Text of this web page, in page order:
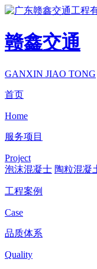
赣鑫交通
GANXIN JIAO TONG
首页
Home
服务项目
Project
泡沫混凝士 陶粒混凝
工程案例
Case
品质体系
Quality